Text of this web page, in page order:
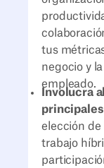
tus
negocio y
empleado.
Involucra
elección de
trabajo